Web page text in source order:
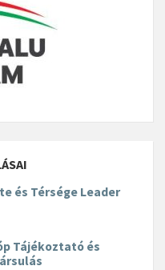
és Térsége Leader
Tájékoztató és